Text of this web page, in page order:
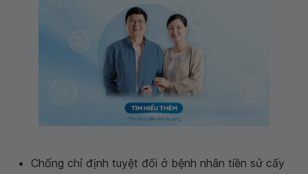
Chống chỉ định tuyệt đối ở bệnh nhân tiền sử cấy